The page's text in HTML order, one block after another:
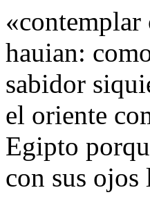
hauian:
sabidor
el oriente
Egipto
con sus ojos